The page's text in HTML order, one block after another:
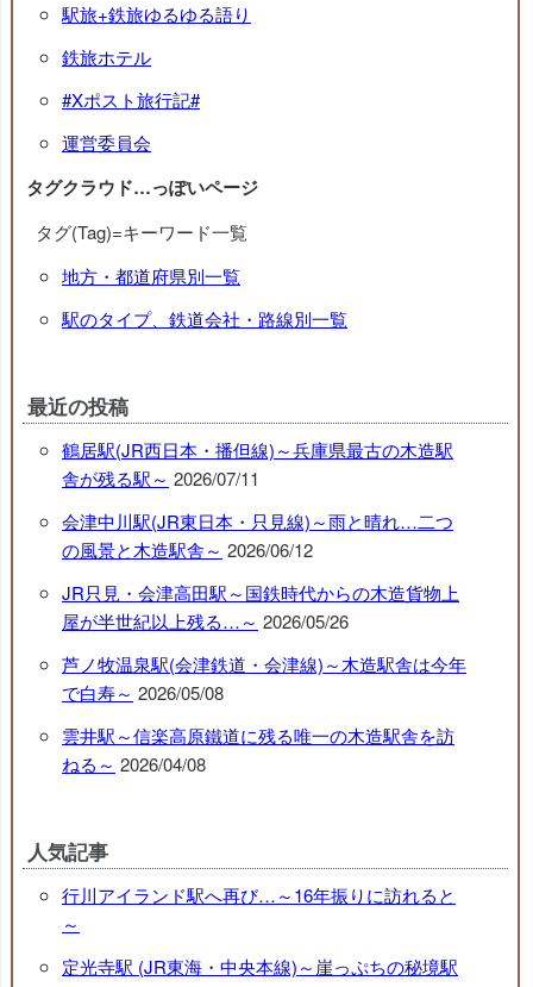
駅旅+鉄旅ゆるゆる語り
鉄旅ホテル
#Xポスト旅行記#
運営委員会
タグクラウド…っぽいページ
タグ(Tag)=キーワード一覧
地方・都道府県別一覧
駅のタイプ、鉄道会社・路線別一覧
最近の投稿
鶴居駅(JR西日本・播但線)～兵庫県最古の木造駅
舎が残る駅～ 2026/07/11
会津中川駅(JR東日本・只見線)～雨と晴れ…二つ
の風景と木造駅舎～ 2026/06/12
JR只見・会津高田駅～国鉄時代からの木造貨物上
屋が半世紀以上残る…～ 2026/05/26
芦ノ牧温泉駅(会津鉄道・会津線)～木造駅舎は今年
で白寿～ 2026/05/08
雲井駅～信楽高原鐵道に残る唯一の木造駅舎を訪
ねる～ 2026/04/08
人気記事
行川アイランド駅へ再び…～16年振りに訪れると
～
定光寺駅 (JR東海・中央本線)～崖っぷちの秘境駅